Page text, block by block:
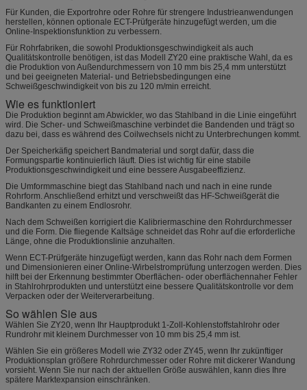
Für Kunden, die Exportrohre oder Rohre für strengere Industrieanwendungen
herstellen, können optionale ECT-Prüfgeräte hinzugefügt werden, um die
Online-Inspektionsfunktion zu verbessern.
Für Rohrfabriken, die sowohl Produktionsgeschwindigkeit als auch
Qualitätskontrolle benötigen, ist das Modell ZY20 eine praktische Wahl, da es
die Produktion von Außendurchmessern von 10 mm bis 25,4 mm unterstützt
und bei geeigneten Material- und Betriebsbedingungen eine
Schweißgeschwindigkeit von bis zu 120 m/min erreicht.
Wie es funktioniert
Die Produktion beginnt am Abwickler, wo das Stahlband in die Linie eingeführt
wird. Die Scher- und Schweißmaschine verbindet die Bandenden und trägt so
dazu bei, dass es während des Coilwechsels nicht zu Unterbrechungen kommt.
Der Speicherkäfig speichert Bandmaterial und sorgt dafür, dass die
Formungspartie kontinuierlich läuft. Dies ist wichtig für eine stabile
Produktionsgeschwindigkeit und eine bessere Ausgabeeffizienz.
Die Umformmaschine biegt das Stahlband nach und nach in eine runde
Rohrform. Anschließend erhitzt und verschweißt das HF-Schweißgerät die
Bandkanten zu einem Endlosrohr.
Nach dem Schweißen korrigiert die Kalibriermaschine den Rohrdurchmesser
und die Form. Die fliegende Kaltsäge schneidet das Rohr auf die erforderliche
Länge, ohne die Produktionslinie anzuhalten.
Wenn ECT-Prüfgeräte hinzugefügt werden, kann das Rohr nach dem Formen
und Dimensionieren einer Online-Wirbelstromprüfung unterzogen werden. Dies
hilft bei der Erkennung bestimmter Oberflächen- oder oberflächennaher Fehler
in Stahlrohrprodukten und unterstützt eine bessere Qualitätskontrolle vor dem
Verpacken oder der Weiterverarbeitung.
So wählen Sie aus
Wählen Sie ZY20, wenn Ihr Hauptprodukt 1-Zoll-Kohlenstoffstahlrohr oder
Rundrohr mit kleinem Durchmesser von 10 mm bis 25,4 mm ist.
Wählen Sie ein größeres Modell wie ZY32 oder ZY45, wenn Ihr zukünftiger
Produktionsplan größere Rohrdurchmesser oder Rohre mit dickerer Wandung
vorsieht. Wenn Sie nur nach der aktuellen Größe auswählen, kann dies Ihre
spätere Marktexpansion einschränken.